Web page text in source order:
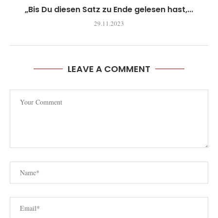
„Bis Du diesen Satz zu Ende gelesen hast,...
29.11.2023
LEAVE A COMMENT